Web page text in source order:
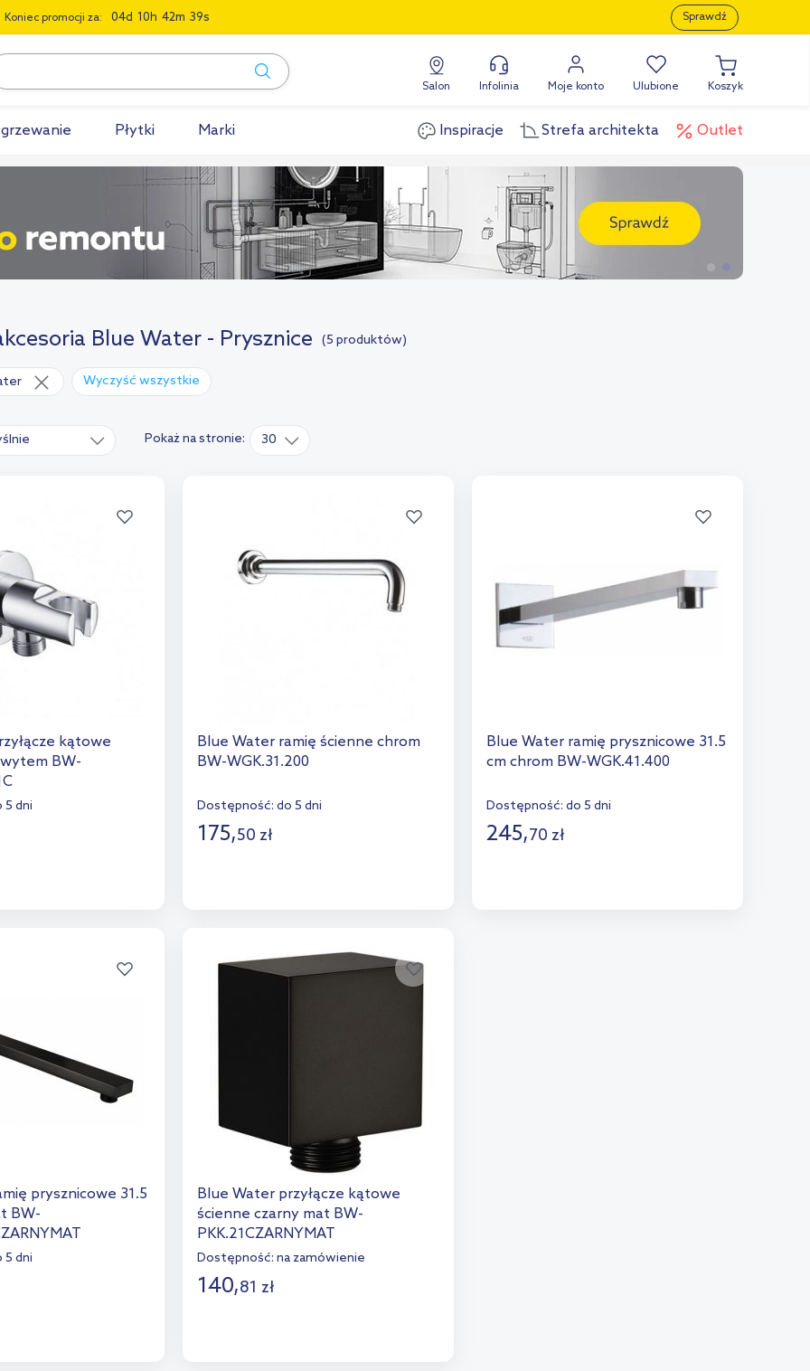
Koniec promocji za: 04 10 42 38 Sprawdź
Salon Infolinia Moje konto Ulubione Koszyk
Płytki Marki Inspiracje Strefa architekta Outlet
Blue Water - Prysznice (5 produktów)
Wyczyść wszystkie
Pokaż na stronie: 30
kątowe
BW-
5 dni
Blue Water ramię ścienne chrom
BW-WGK.31.200
Dostępność: do 5 dni
175,50 zł
Blue Water ramię prysznicowe 31.5
cm chrom BW-WGK.41.400
Dostępność: do 5 dni
245,70 zł
prysznicowe 31.5
BW-
5 dni
Blue Water przyłącze kątowe
ścienne czarny mat BW-
PKK.21CZARNYMAT
Dostępność: na zamówienie
140,81 zł